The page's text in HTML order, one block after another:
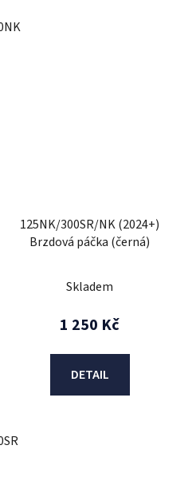
125NK/300SR/NK (2024+)
Brzdová páčka (černá)
Skladem
1 250 Kč
DETAIL